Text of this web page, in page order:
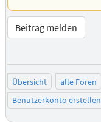
Beitrag melden
Übersicht alle Foren
Benutzerkonto erstellen